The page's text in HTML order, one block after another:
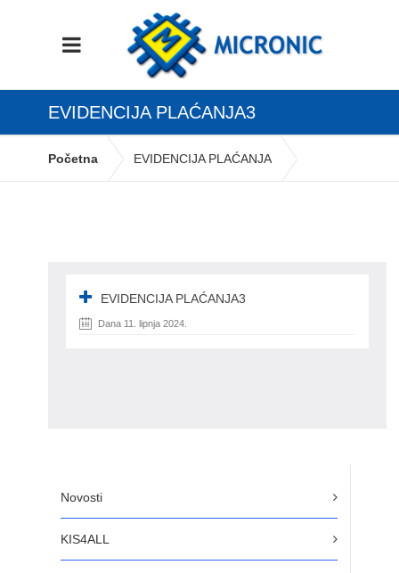
EVIDENCIJA PLAĆANJA3
Početna EVIDENCIJA PLAĆANJA
Novosti
KIS4ALL
EVIDENCIJA PLAĆANJA3
Dana 11. lipnja 2024.